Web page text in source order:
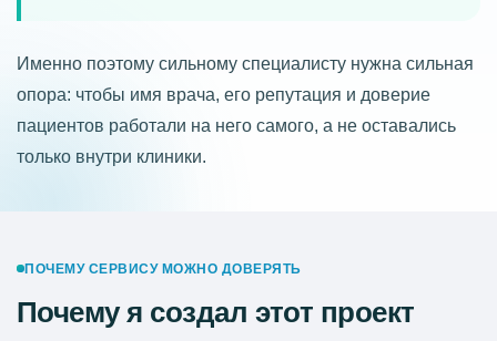
Именно поэтому сильному специалисту нужна сильная
опора: чтобы имя врача, его репутация и доверие
пациентов работали на него самого, а не оставались
только внутри клиники.
ПОЧЕМУ СЕРВИСУ МОЖНО ДОВЕРЯТЬ
Почему я создал этот проект